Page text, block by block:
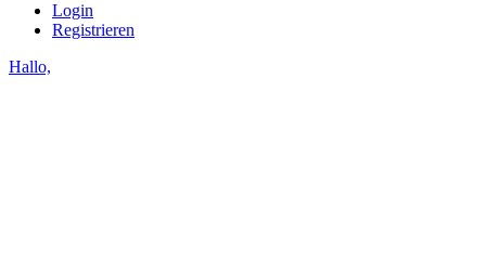
Login
Registrieren
Hallo,